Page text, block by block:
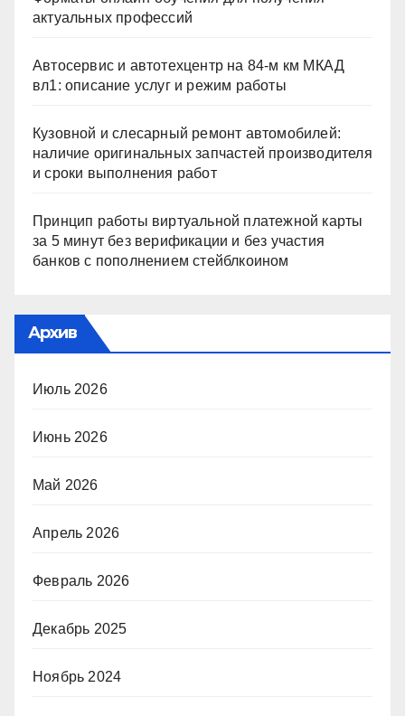
актуальных профессий
Автосервис и автотехцентр на 84-м км МКАД
вл1: описание услуг и режим работы
Кузовной и слесарный ремонт автомобилей:
наличие оригинальных запчастей производителя
и сроки выполнения работ
Принцип работы виртуальной платежной карты
за 5 минут без верификации и без участия
банков с пополнением стейблкоином
Архив
Июль 2026
Июнь 2026
Май 2026
Апрель 2026
Февраль 2026
Декабрь 2025
Ноябрь 2024